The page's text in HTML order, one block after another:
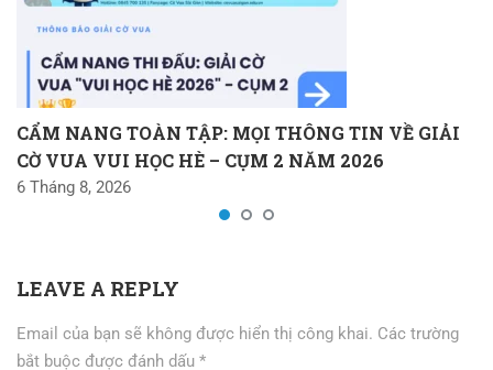
CẨM NANG TOÀN TẬP: MỌI THÔNG TIN VỀ GIẢI
CỜ VUA VUI HỌC HÈ – CỤM 2 NĂM 2026
6 Tháng 8, 2026
LEAVE A REPLY
Email của bạn sẽ không được hiển thị công khai. Các trường
bắt buộc được đánh dấu *